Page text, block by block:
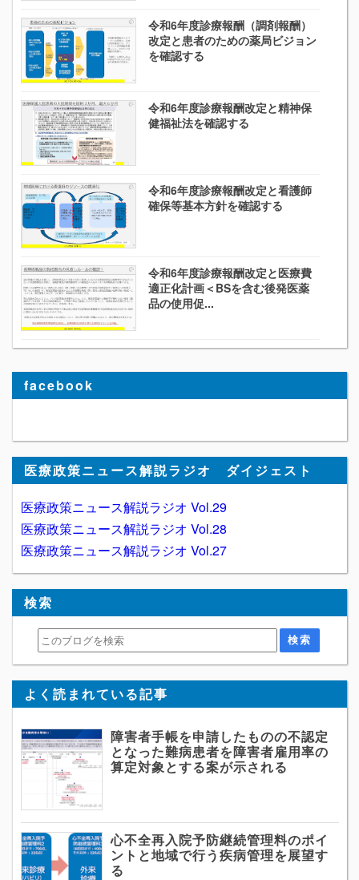
令和6年度診療報酬（調剤報酬）
改定と患者のための薬局ビジョン
を確認する
令和6年度診療報酬改定と精神保
健福祉法を確認する
令和6年度診療報酬改定と看護師
確保等基本方針を確認する
令和6年度診療報酬改定と医療費
適正化計画＜BSを含む後発医薬
品の使用促...
facebook
医療政策ニュース解説ラジオ ダイジェスト
医療政策ニュース解説ラジオ Vol.29
医療政策ニュース解説ラジオ Vol.28
医療政策ニュース解説ラジオ Vol.27
検索
よく読まれている記事
障害者手帳を申請したものの不認定
となった難病患者を障害者雇用率の
算定対象とする案が示される
心不全再入院予防継続管理料のポイ
ントと地域で行う疾病管理を展望す
る